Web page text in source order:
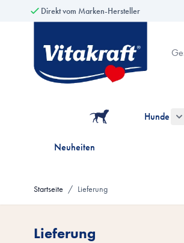
Direkt vom Marken-Hersteller
Hunde
Neuheiten
Startseite / Lieferung
Lieferung